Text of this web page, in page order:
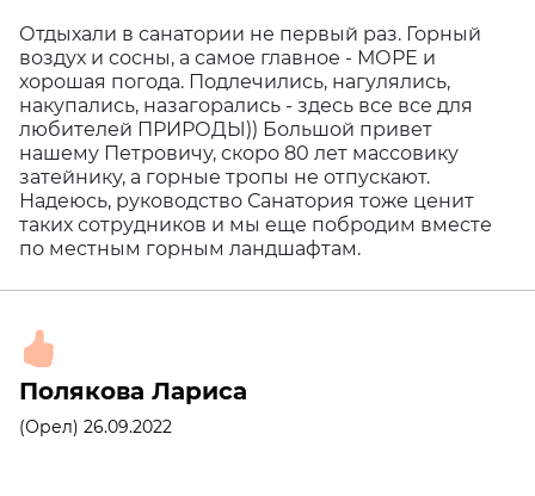
Отдыхали в санатории не первый раз. Горный
воздух и сосны, а самое главное - МОРЕ и
хорошая погода. Подлечились, нагулялись,
накупались, назагорались - здесь все все для
любителей ПРИРОДЫ)) Большой привет
нашему Петровичу, скоро 80 лет массовику
затейнику, а горные тропы не отпускают.
Надеюсь, руководство Санатория тоже ценит
таких сотрудников и мы еще побродим вместе
по местным горным ландшафтам.
Полякова Лариса
(Орел) 26.09.2022